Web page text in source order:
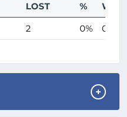
LOST
%
WON
2 0% 0